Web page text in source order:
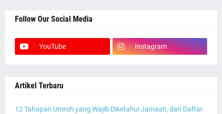
Follow Our Social Media
YouTube Instagram
Artikel Terbaru
12 Tahapan Umroh yang Wajib Diketahui Jamaah, dari Daftar